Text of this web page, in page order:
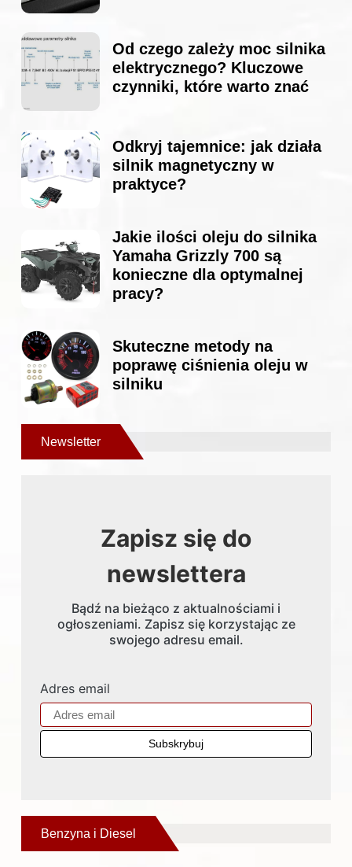
Od czego zależy moc silnika
elektrycznego? Kluczowe
czynniki, które warto znać
Odkryj tajemnice: jak działa
silnik magnetyczny w
praktyce?
Jakie ilości oleju do silnika
Yamaha Grizzly 700 są
konieczne dla optymalnej
pracy?
Skuteczne metody na
poprawę ciśnienia oleju w
silniku
Newsletter
Zapisz się do
newslettera
Bądź na bieżąco z aktualnościami i
ogłoszeniami. Zapisz się korzystając ze
swojego adresu email.
Adres email
Benzyna i Diesel